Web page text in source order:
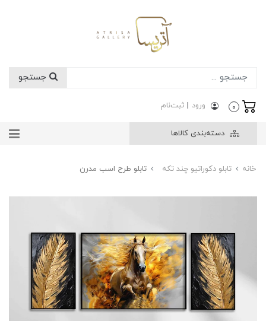
0 ورود | ثبت‌نام
دسته‌بندی کالاها
خانه تابلو دکوراتیو چند تکه تابلو طرح اسب مدرن